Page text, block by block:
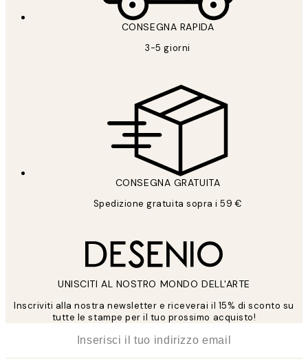
CONSEGNA RAPIDA
3-5 giorni
CONSEGNA GRATUITA
Spedizione gratuita sopra i 59 €
UNISCITI AL NOSTRO MONDO DELL'ARTE
Inscriviti alla nostra newsletter e riceverai il 15% di sconto su
tutte le stampe per il tuo prossimo acquisto!